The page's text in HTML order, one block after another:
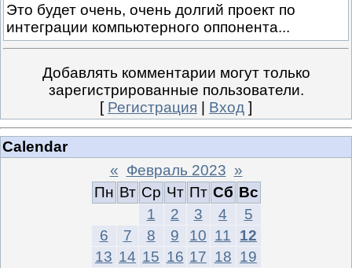
Это будет очень, очень долгий проект по
интеграции компьютерного оппонента...
Добавлять комментарии могут только
зарегистрированные пользователи.
[ Регистрация Вход ]
Calendar
« Февраль 2023 »
Пн Вт Ср Чт Пт Сб Вс
1
2 3 4
5
6
7 8 9 10 11
12
13 14 15 16 17 18 19